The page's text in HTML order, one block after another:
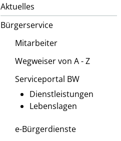
Aktuelles
Bürgerservice
Mitarbeiter
Wegweiser von A - Z
Serviceportal BW
Dienstleistungen
Lebenslagen
e-Bürgerdienste